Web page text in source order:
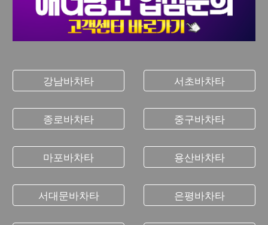
강남바차타
종로바차타
마포바차타
서대문바차타
서초바차타
중구바차타
용산바차타
은평바차타